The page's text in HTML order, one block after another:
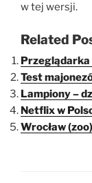
w tej wersji.
Related
Przeglądarka
Test
Lampiony –
Netflix w
Wrocław (zoo)